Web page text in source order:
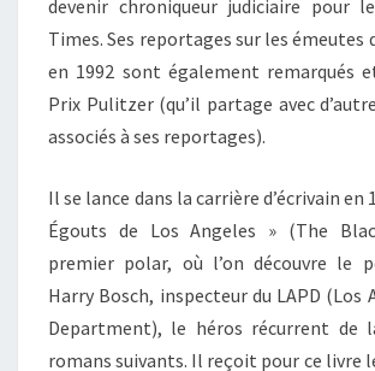
devenir chroniqueur judiciaire pour
Times. Ses reportages sur les émeutes
en 1992 sont également remarqués
Prix Pulitzer (qu’il partage avec
associés à ses reportages).
Il se lance dans la carrière d’écrivain en
Égouts de Los Angeles » (The
premier polar, où l’on découvre le
Harry Bosch, inspecteur du LAPD (Los
Department), le héros récurrent de
romans suivants. Il reçoit pour ce livre